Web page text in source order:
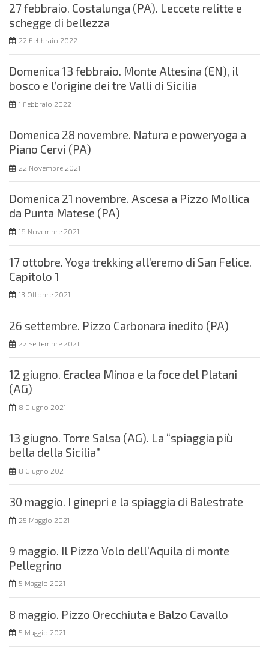
27 febbraio. Costalunga (PA). Leccete relitte e
schegge di bellezza
22 Febbraio 2022
Domenica 13 febbraio. Monte Altesina (EN), il
bosco e l’origine dei tre Valli di Sicilia
1 Febbraio 2022
Domenica 28 novembre. Natura e poweryoga a
Piano Cervi (PA)
22 Novembre 2021
Domenica 21 novembre. Ascesa a Pizzo Mollica
da Punta Matese (PA)
16 Novembre 2021
17 ottobre. Yoga trekking all’eremo di San Felice.
Capitolo 1
13 Ottobre 2021
26 settembre. Pizzo Carbonara inedito (PA)
22 Settembre 2021
12 giugno. Eraclea Minoa e la foce del Platani
(AG)
8 Giugno 2021
13 giugno. Torre Salsa (AG). La “spiaggia più
bella della Sicilia”
8 Giugno 2021
30 maggio. I ginepri e la spiaggia di Balestrate
25 Maggio 2021
9 maggio. Il Pizzo Volo dell’Aquila di monte
Pellegrino
5 Maggio 2021
8 maggio. Pizzo Orecchiuta e Balzo Cavallo
5 Maggio 2021